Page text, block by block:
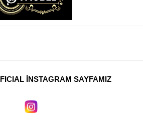
İNSTAGRAM SAYFAMIZ